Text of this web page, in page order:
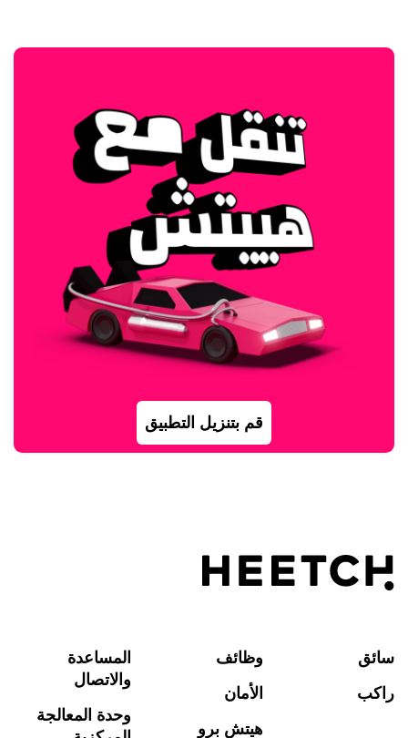
قم بتنزيل التطبيق
سائق
راكب
وظائف
الأمان
هيتش برو
المساعدة
والاتصال
وحدة المعالجة